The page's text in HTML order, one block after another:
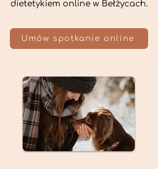
dietetykiem online w Bełżycach.
Umów spotkanie online